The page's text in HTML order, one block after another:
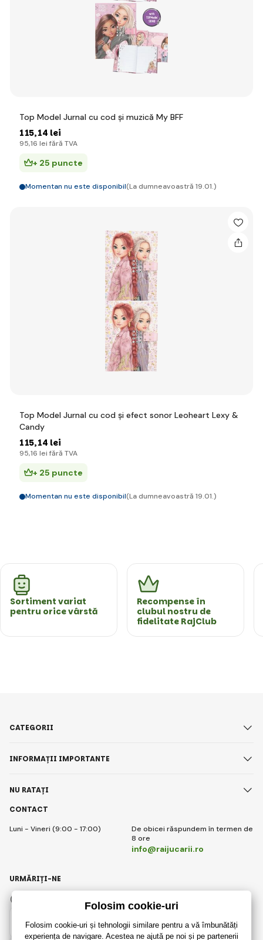
Top Model Jurnal cu cod și muzică My BFF
115,14 lei
95,16 lei fără TVA
+ 25 puncte
Momentan nu este disponibil(La dumneavoastră 19.01.)
Top Model Jurnal cu cod și efect sonor Leoheart Lexy &
Candy
115,14 lei
95,16 lei fără TVA
+ 25 puncte
Momentan nu este disponibil(La dumneavoastră 19.01.)
Sortiment variat
pentru orice vârstă
Recompense în
clubul nostru de
fidelitate RajClub
CONTACT
Luni - Vineri (9:00 - 17:00)
De obicei răspundem în termen de
8 ore
info@raijucarii.ro
CATEGORII
INFORMAȚII IMPORTANTE
NU RATAȚI
Romanian
URMĂRIȚI-NE
Instagram